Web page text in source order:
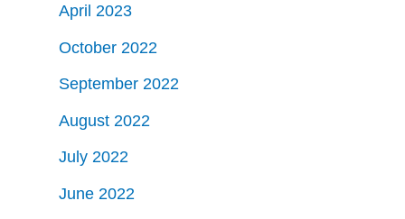
April 2023
October 2022
September 2022
August 2022
July 2022
June 2022